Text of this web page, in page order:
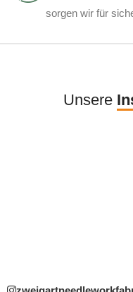
sorgen wir für
Unsere